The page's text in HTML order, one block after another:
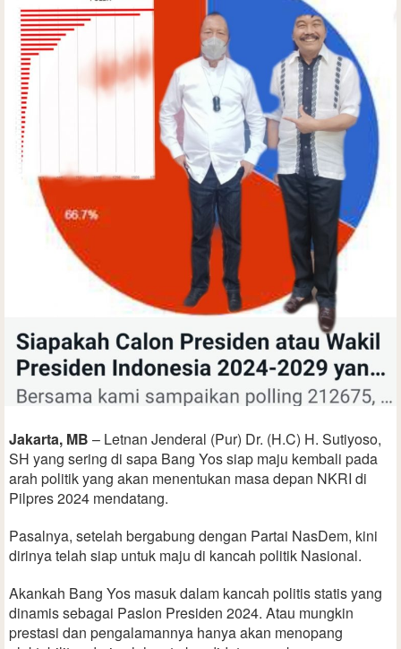
Jakarta, MB – Letnan Jenderal (Pur) Dr. (H.C) H. Sutiyoso,
SH yang sering di sapa Bang Yos siap maju kembali pada
arah politik yang akan menentukan masa depan NKRI di
Pilpres 2024 mendatang.
Pasalnya, setelah bergabung dengan Partai NasDem, kini
dirinya telah siap untuk maju di kancah politik Nasional.
Akankah Bang Yos masuk dalam kancah politis statis yang
dinamis sebagai Paslon Presiden 2024. Atau mungkin
prestasi dan pengalamannya hanya akan menopang